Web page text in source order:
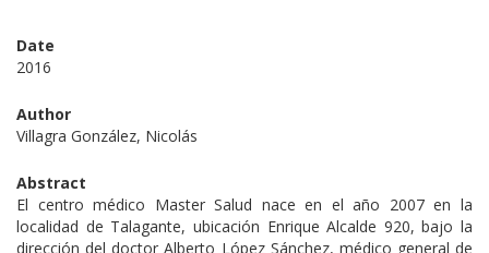
Date
2016
Author
Villagra González, Nicolás
Abstract
El centro médico Master Salud nace en el año 2007 en la
localidad de Talagante, ubicación Enrique Alcalde 920, bajo la
dirección del doctor Alberto López Sánchez, médico general de